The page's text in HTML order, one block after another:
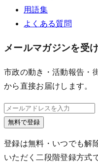
用語集
よくある質問
メールマガジンを受
市政の動き・活動報告・
から直接お届けします。
無料で登録
登録は無料・いつでも解
いただく二段階登録方式